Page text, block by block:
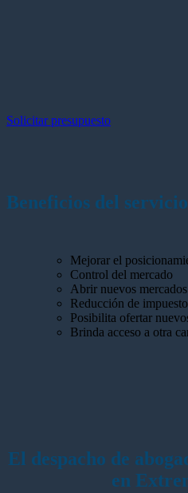
Solicitar presupuesto
Beneficios del
Mejorar el
Control del mercado
Abrir nuevos mercados
Reducción de
Posibilita ofertar
Brinda acceso a otra
El despacho de
en